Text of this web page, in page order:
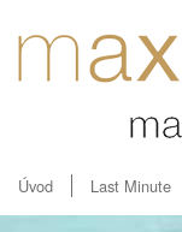
Úvod Last Minute